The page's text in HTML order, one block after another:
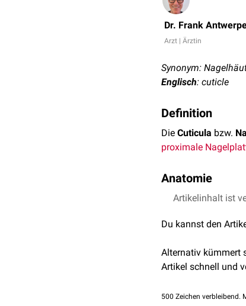
Dr. Frank
Arzt | Ärztin
Synonym:
Englisch: cuticle
Definition
Die Cuticula bzw.
proximale
Anatomie
Die Cuticula geht
Perionychium und
Artikelinhalt ist
Du kannst den
Alternativ kümmert
Artikel schnell und
500 Zeichen verbleibend.